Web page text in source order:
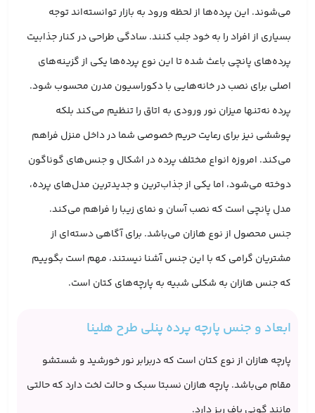
می‌شوند. این پرده‌ها از لحظه ورود به بازار توانسته‌اند توجه
بسیاری از افراد را به خود جلب کنند. سادگی طراحی در کنار جذابیت
پرده‌های پانچی باعث شده تا این نوع پرده‌ها یکی از گزینه‌های
اصلی برای نصب در خانه‌هایی با دکوراسیون مدرن محسوب شود.
پرده نه‌تنها میزان نور ورودی به اتاق را تنظیم می‌کند بلکه
پوششی نیز برای رعایت حریم خصوصی شما در داخل منزل فراهم
می‌کند. امروزه انواع مختلف پرده در اشکال و جنس‌های گوناگون
دوخته می‌شود، اما یکی از جذاب‌ترین و جدیدترین مدل‌های پرده،
مدل پانچی است که نصب آسان و نمای زیبا را فراهم می‌کند.
جنس محصول از نوع هازان می‌باشد. برای آگاهی دسته‌ای از
مشتریان گرامی که با این جنس آشنا نیستند، مهم است بگوییم
که جنس هازان به شکلی شبیه به پارچه‌های کتان است.
ابعاد و جنس پارچه پرده پنلی طرح هلینا
پارچه هازان از نوع کتان است که دربرابر نور خورشید و شستشو
مقام می‌باشد. پارچه هازان نسبتا سبک و حالت لخت دارد که حالتی